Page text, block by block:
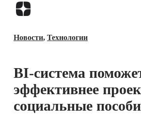
Финансы
Блокчейн
Новости, Технологии
BI-система
эффективнее
социальные